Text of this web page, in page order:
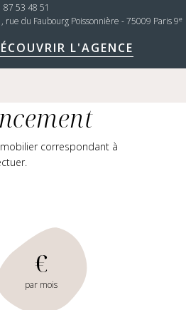
87 53 48 51
rue du Faubourg Poissonnière - 75009 Paris 9e
L'AGENCE
correspondant à
€
par mois